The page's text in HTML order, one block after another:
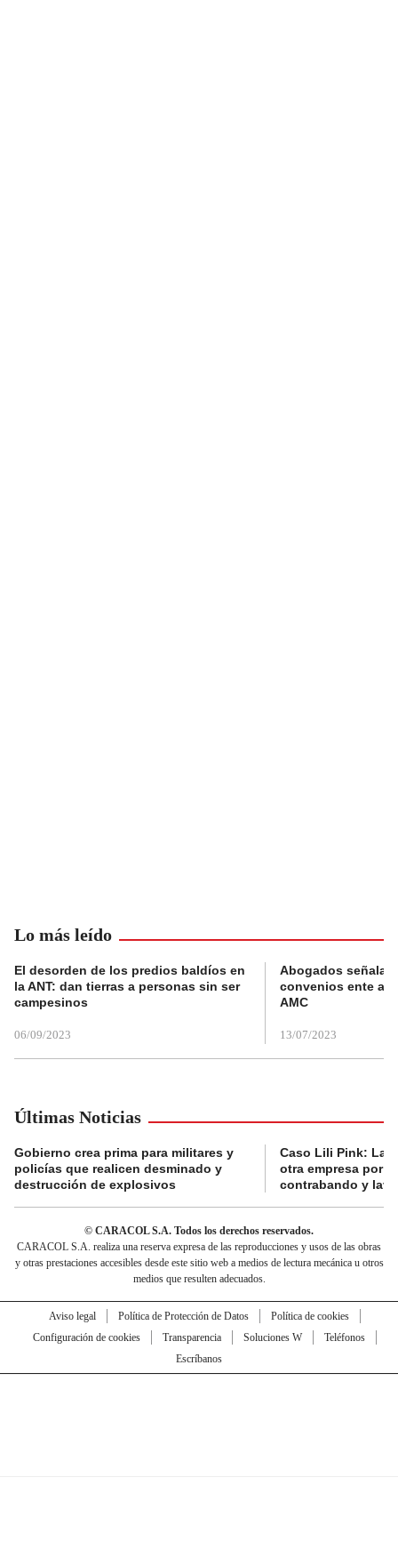
Lo más leído
El desorden de los predios baldíos en
la ANT: dan tierras a personas sin ser
campesinos
06/09/2023
Abogados
convenios ente
AMC
13/07/2023
Últimas Noticias
Gobierno crea prima para militares y
policías que realicen desminado y
destrucción de explosivos
Caso Lili Pink: La
otra empresa por
contrabando y
© CARACOL S.A. Todos los derechos reservados.
CARACOL S.A. realiza una reserva expresa de las reproducciones y usos de las obras
y otras prestaciones accesibles desde este sitio web a medios de lectura mecánica u otros
medios que resulten adecuados.
Aviso legal Política de Protección de Datos
Política de cookies
Configuración de cookies
Transparencia Soluciones W
Teléfonos
Escríbanos